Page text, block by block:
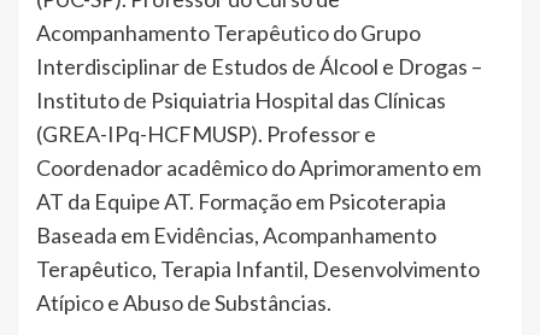
Acompanhamento Terapêutico do Grupo
Interdisciplinar de Estudos de Álcool e Drogas –
Instituto de Psiquiatria Hospital das Clínicas
(GREA-IPq-HCFMUSP). Professor e
Coordenador acadêmico do Aprimoramento em
AT da Equipe AT. Formação em Psicoterapia
Baseada em Evidências, Acompanhamento
Terapêutico, Terapia Infantil, Desenvolvimento
Atípico e Abuso de Substâncias.